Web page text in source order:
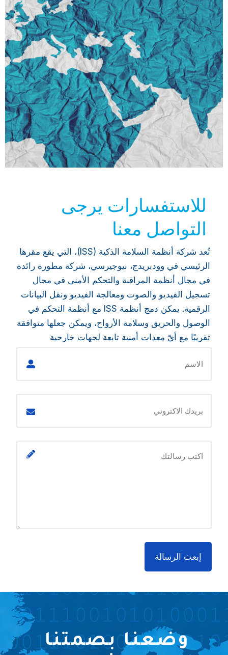
للاستفسارات يرجى
التواصل معنا
تُعد شركة أنظمة السلامة الذكية (ISS)، التي يقع مقرها
الرئيسي في وودبريدج، نيوجيرسي، شركة مطورة رائدة
في مجال أنظمة المراقبة والتحكم الأمني في مجال
تسجيل الفيديو والصوت ومعالجة الفيديو ونقل البيانات
الرقمية. يمكن دمج أنظمة ISS مع أنظمة التحكم في
الوصول والحريق وسلامة الأرواح، ويمكن جعلها متوافقة
تقريبًا مع أيّ معدات أمنية تابعة لجهات خارجية
وضعنا بصمتنا